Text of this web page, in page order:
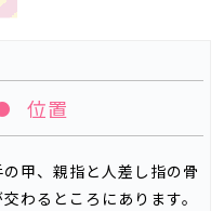
位置
の甲、親指と人差し指の骨
交わるところにあります。